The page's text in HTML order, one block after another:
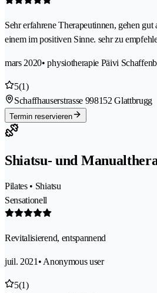
Sehr erfahrene Therapeutinnen, gehen gut
einem im positiven Sinne. sehr zu
mars 2020• physiotherapie Päivi
5(1)
Schaffhauserstrasse 998152 Glattbrugg
Termin reservieren
Shiatsu- und
Pilates • Shiatsu
Sensationell
Revitalisierend, entspannend
juil. 2021 • Anonymous user
5(1)